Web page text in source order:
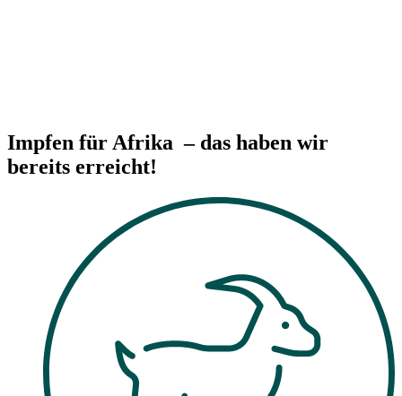
Impfen für Afrika – das haben wir
bereits erreicht!